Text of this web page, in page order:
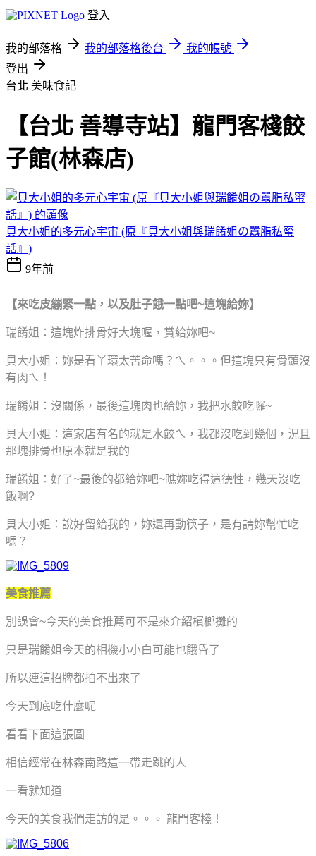
登入
我的部落格 我的部落格後台
我的帳號
登出
台北 美味食記
【台北 善導寺站】龍門客棧餃
子館(林森店)
貝大小姐的多元心宇宙 (原『貝大小姐與瑞餚姐の囂脂私蜜
話』)
9年前
【來吃皮繃緊一點，以及肚子餓一點吧~這塊給妳】
瑞餚姐：這塊炸排骨好大塊喔，賞給妳吧~
貝大小姐：妳是看丫環太苦命嗎？ ㄟ。。。 但這塊只有骨頭沒
有肉ㄟ！
瑞餚姐：沒關係，最後這塊肉也給妳，我把水餃吃囉~
貝大小姐：這家店有名的就是水餃ㄟ，我都沒吃到幾個，況且
那塊排骨也原本就是我的
瑞餚姐：好了~最後的都給妳吧~瞧妳吃得這德性，幾天沒吃
飯啊?
貝大小姐：說好留給我的，妳還再動筷子，是有請妳幫忙吃
嗎？
美食推薦
別誤會~今天的美食推薦可不是來介紹檳榔攤的
只是瑞餚姐今天的相機小小白可能也餓昏了
所以連這招牌都拍不出來了
今天到底吃什麼呢
看看下面這張圖
相信經常在林森南路這一帶走跳的人
一看就知道
今天的美食我們走訪的是。。。 龍門客棧！